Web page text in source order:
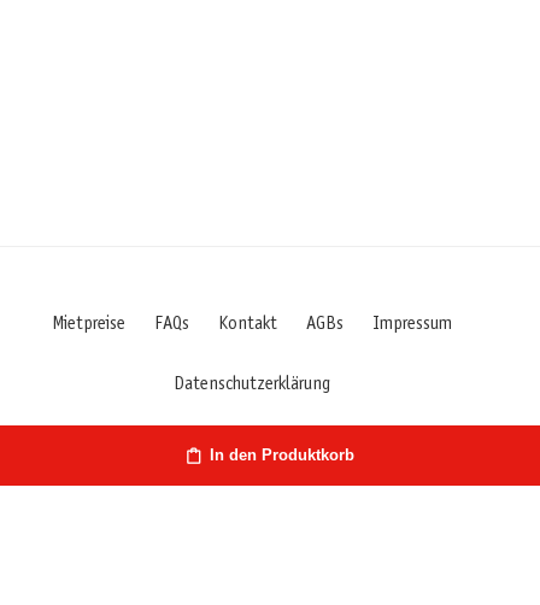
In den Produktkorb
Mietpreise FAQs Kontakt AGBs Impressum
Datenschutzerklärung